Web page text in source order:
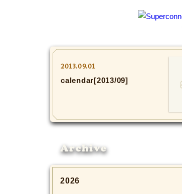
2013.09.01
calendar[2013/09]
Archive
2026